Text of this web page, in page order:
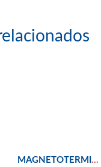
MAGNETOTERMICO